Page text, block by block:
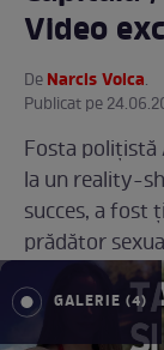
Video
DeNarcis Voica.
Publicat pe
Fosta polițistă
la un reality-
succes, a fost
prădător
GALERIE (4)